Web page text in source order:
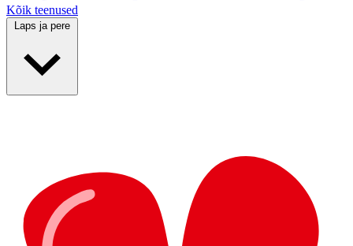
Kõik teenused
Laps ja pere